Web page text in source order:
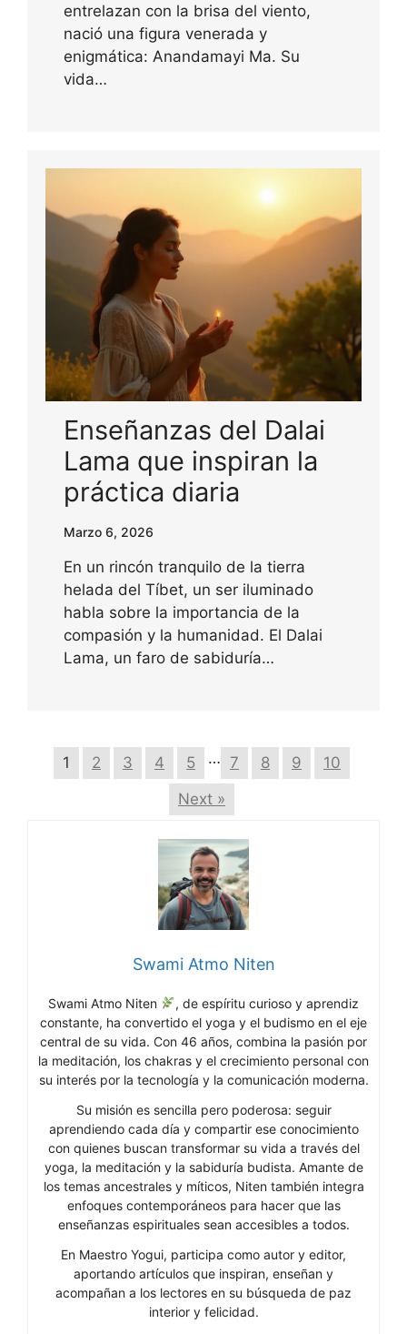
entrelazan con la brisa del viento,
nació una figura venerada y
enigmática: Anandamayi Ma. Su
vida…
Enseñanzas del Dalai
Lama que inspiran la
práctica diaria
Marzo 6, 2026
En un rincón tranquilo de la tierra
helada del Tíbet, un ser iluminado
habla sobre la importancia de la
compasión y la humanidad. El Dalai
Lama, un faro de sabiduría…
1 2 3 4 5 … 7 8 9
10
Next »
Swami Atmo Niten
Swami Atmo Niten
, de espíritu curioso y aprendiz
constante, ha convertido el yoga y el budismo en el eje
central de su vida. Con 46 años, combina la pasión por
la meditación, los chakras y el crecimiento personal con
su interés por la tecnología y la comunicación moderna.
Su misión es sencilla pero poderosa: seguir
aprendiendo cada día y compartir ese conocimiento
con quienes buscan transformar su vida a través del
yoga, la meditación y la sabiduría budista. Amante de
los temas ancestrales y míticos, Niten también integra
enfoques contemporáneos para hacer que las
enseñanzas espirituales sean accesibles a todos.
En Maestro Yogui, participa como autor y editor,
aportando artículos que inspiran, enseñan y
acompañan a los lectores en su búsqueda de paz
interior y felicidad.